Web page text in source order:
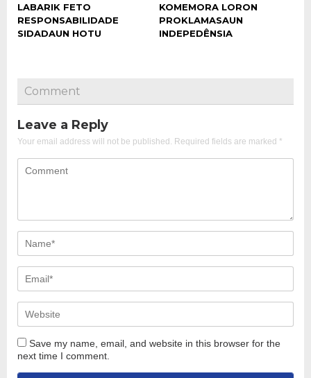
LABARIK FETO
RESPONSABILIDADE
SIDADAUN HOTU
KOMEMORA LORON
PROKLAMASAUN
INDEPEDÊNSIA
Comment
Leave a Reply
Your email address will not be published. Required fields are marked *
Save my name, email, and website in this browser for the
next time I comment.